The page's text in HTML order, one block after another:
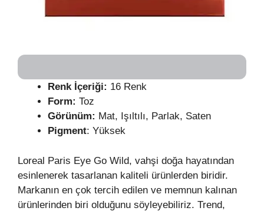
Renk İçeriği: 16 Renk
Form: Toz
Görünüm: Mat, Işıltılı, Parlak, Saten
Pigment: Yüksek
Loreal Paris Eye Go Wild, vahşi doğa hayatından
esinlenerek tasarlanan kaliteli ürünlerden biridir.
Markanın en çok tercih edilen ve memnun kalınan
ürünlerinden biri olduğunu söyleyebiliriz. Trend,